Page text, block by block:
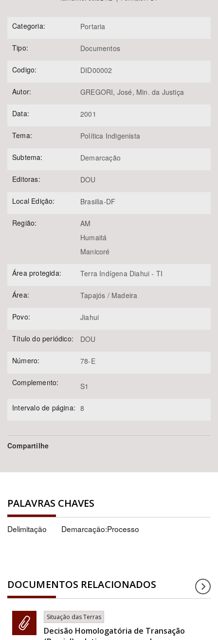
Categoria: Portaria
Tipo: Documentos
Codigo: DID00002
Autor: GREGORI, José, Min. da Justiça
Data: 2001
Tema: Política Indigenista
Subtema: Demarcação
Editoras: DOU
Local Edição: Brasilia-DF
Região:
AM
Humaitá
Manicoré
Área protegida: Terra Indígena Diahui - TI
Área: Tapajós / Madeira
Povo: Jiahui
Título do periódico: DOU
Número: 78-E
Complemento: S1
Intervalo de página: 8
Compartilhe
PALAVRAS CHAVES
Delimitação Demarcação:Processo
DOCUMENTOS RELACIONADOS
Situação das Terras
Decisão Homologatória de Transação